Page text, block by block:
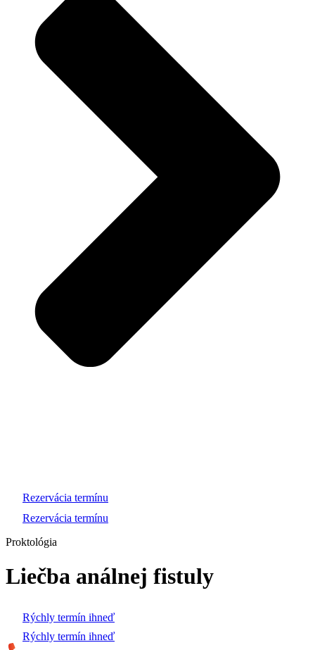
Rezervácia termínu
Rezervácia termínu
Proktológia
Liečba análnej fistuly
Rýchly termín ihneď
Rýchly termín ihneď